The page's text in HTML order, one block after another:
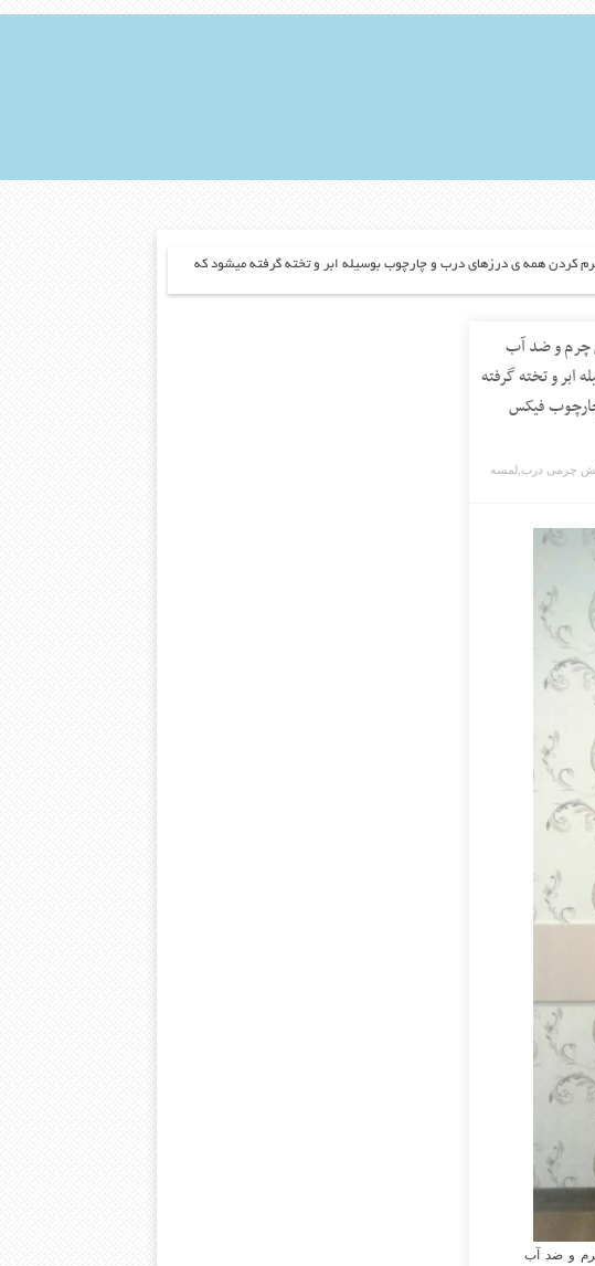
همه ی درزهای درب و چارچوب بوسیله ابر و تخته گرفته میشود که
چرم و ضد آب
و تخته گرفته
فیکس
چرمی درب لمسه
و ضد آب